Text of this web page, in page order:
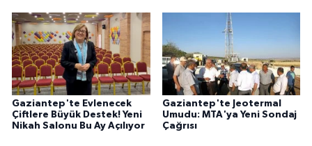
Gaziantep'te Evlenecek
Çiftlere Büyük Destek! Yeni
Nikah Salonu Bu Ay Açılıyor
Gaziantep'te Jeotermal
Umudu: MTA'ya Yeni Sondaj
Çağrısı